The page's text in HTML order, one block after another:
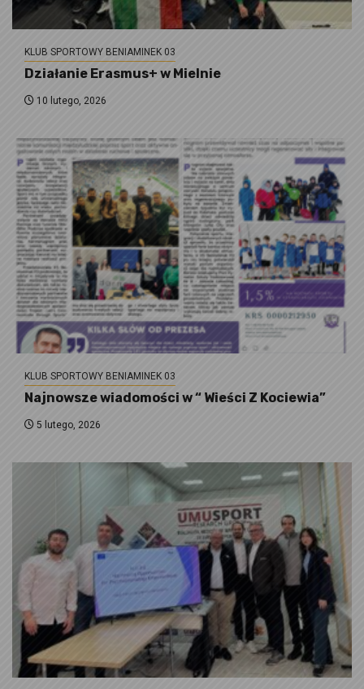
KLUB SPORTOWY BENIAMINEK 03
Działanie Erasmus+ w Mielnie
10 lutego, 2026
KLUB SPORTOWY BENIAMINEK 03
Najnowsze wiadomości w “ Wieści Z Kociewia”
5 lutego, 2026